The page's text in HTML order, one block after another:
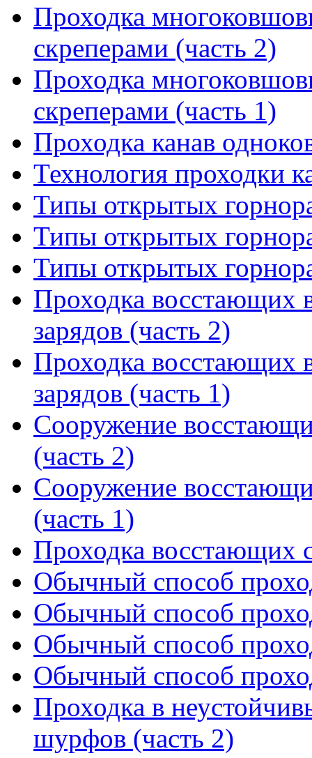
Проходка
скреперами (часть 2)
Проходка
скреперами (часть 1)
Проходка канав
Технология проходки
Типы открытых
Типы открытых
Типы открытых
Проходка восстающих
зарядов (часть 2)
Проходка восстающих
зарядов (часть 1)
Сооружение
(часть 2)
Сооружение
(часть 1)
Проходка восстающих
Обычный способ
Обычный способ
Обычный способ
Обычный способ
Проходка в
шурфов (часть 2)